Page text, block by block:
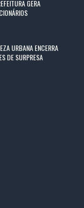
GERA
URBANA ENCERRA
DE SURPRESA